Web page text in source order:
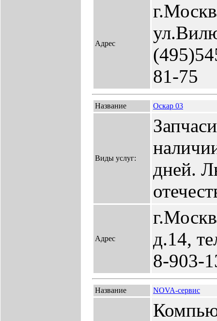
Адрес
81-75
Название Оскар 03
Виды услуг:
дней.
Адрес
д.14,
8-903-
Название NOVA-сервис